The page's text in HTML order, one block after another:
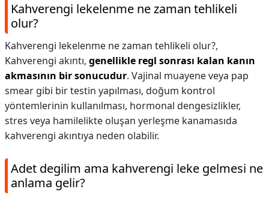
Kahverengi lekelenme ne zaman tehlikeli
olur?
Kahverengi lekelenme ne zaman tehlikeli olur?,
Kahverengi akıntı, genellikle regl sonrası kalan kanın
akmasının bir sonucudur. Vajinal muayene veya pap
smear gibi bir testin yapılması, doğum kontrol
yöntemlerinin kullanılması, hormonal dengesizlikler,
stres veya hamilelikte oluşan yerleşme kanamasıda
kahverengi akıntıya neden olabilir.
Adet degilim ama kahverengi leke gelmesi ne
anlama gelir?